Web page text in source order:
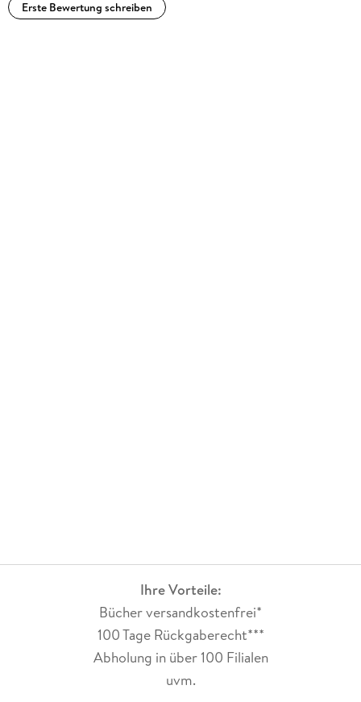
Erste Bewertung schreiben
Ihre Vorteile:
Bücher versandkostenfrei*
100 Tage Rückgaberecht***
Abholung in über 100 Filialen
uvm.